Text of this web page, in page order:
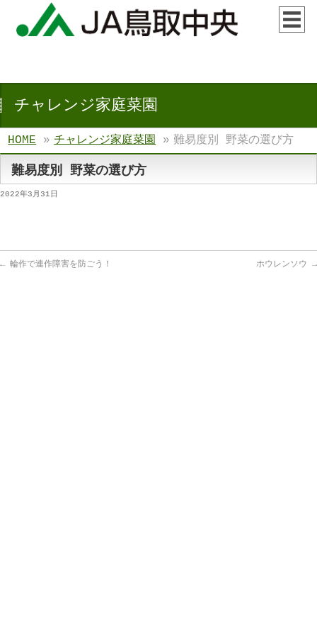
チャレンジ家庭菜園
HOME » チャレンジ家庭菜園 » 難易度別 野菜の選び方
難易度別 野菜の選び方
2022年3月31日
← 輪作で連作障害を防ごう！ ホウレンソウ →